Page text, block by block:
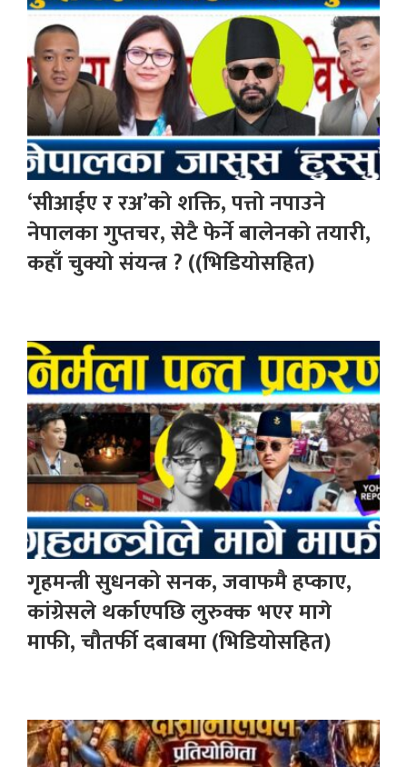
‘सीआईए र रअ’को शक्ति, पत्तो नपाउने
नेपालका गुप्तचर, सेटै फेर्ने बालेनको तयारी,
कहाँ चुक्यो संयन्त्र ? ((भिडियोसहित)
गृहमन्त्री सुधनको सनक, जवाफमै हप्काए,
कांग्रेसले थर्काएपछि लुरुक्क भएर मागे
माफी, चौतर्फी दबाबमा (भिडियोसहित)